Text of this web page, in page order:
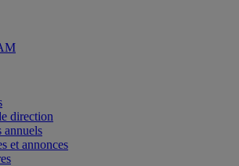
direction
annuels
et annonces